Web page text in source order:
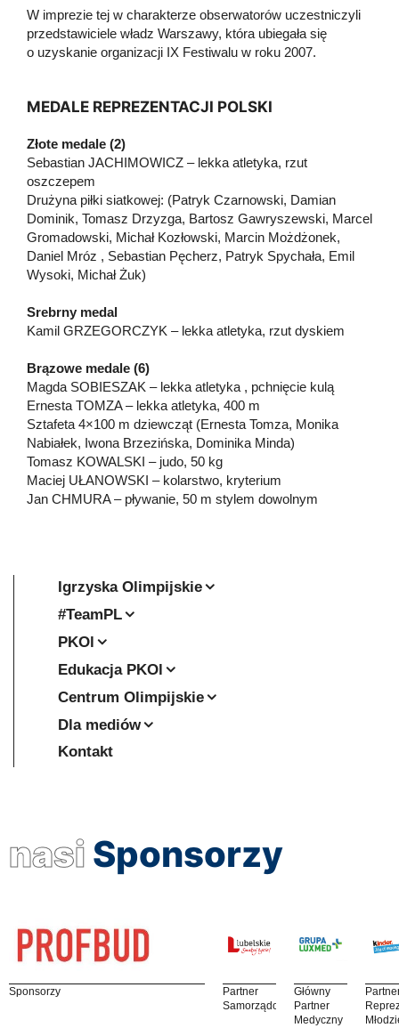
W imprezie tej w charakterze obserwatorów uczestniczyli
przedstawiciele władz Warszawy, która ubiegała się
o uzyskanie organizacji IX Festiwalu w roku 2007.
MEDALE REPREZENTACJI POLSKI
Złote medale (2)
Sebastian JACHIMOWICZ – lekka atletyka, rzut
oszczepem
Drużyna piłki siatkowej: (Patryk Czarnowski, Damian
Dominik, Tomasz Drzyzga, Bartosz Gawryszewski, Marcel
Gromadowski, Michał Kozłowski, Marcin Możdżonek,
Daniel Mróz , Sebastian Pęcherz, Patryk Spychała, Emil
Wysoki, Michał Żuk)
Srebrny medal
Kamil GRZEGORCZYK – lekka atletyka, rzut dyskiem
Brązowe medale (6)
Magda SOBIESZAK – lekka atletyka , pchnięcie kulą
Ernesta TOMZA – lekka atletyka, 400 m
Sztafeta 4×100 m dziewcząt (Ernesta Tomza, Monika
Nabiałek, Iwona Brzezińska, Dominika Minda)
Tomasz KOWALSKI – judo, 50 kg
Maciej UŁANOWSKI – kolarstwo, kryterium
Jan CHMURA – pływanie, 50 m stylem dowolnym
Igrzyska Olimpijskie
#TeamPL
PKOl
Edukacja PKOl
Centrum Olimpijskie
Dla mediów
Kontakt
nasi Sponsorzy
Sponsorzy
Partner
Samorządowy
Główny
Partner
Medyczny